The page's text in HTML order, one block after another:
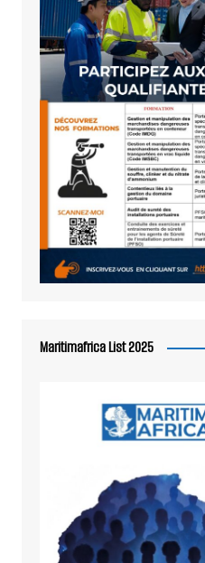
Maritimafrica List 2025